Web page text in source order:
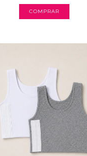
COMPRAR